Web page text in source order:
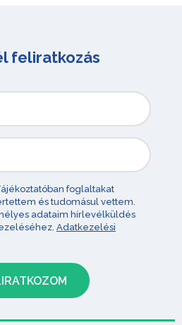
feliratkozás
foglaltakat
és tudomásul vettem.
adataim hírlevélküldés
Adatkezelési